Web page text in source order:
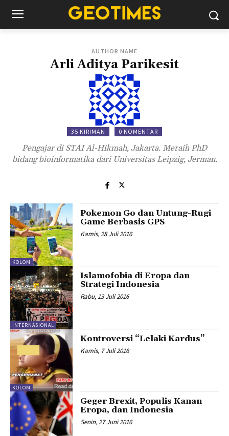
AUTHOR NAME
Arli Aditya Parikesit
35 KIRIMAN 0 KOMENTAR
Pengajar di STAI Al-Hikmah, Jakarta. Meraih PhD
bidang bioinformatika dari Universitas Leipzig, Jerman.
KOLOM
Pokemon Go dan Untung-Rugi
Game Berbasis GPS
Kamis, 28 Juli 2016
INTERNASIONAL
Islamofobia di Eropa dan
Strategi Indonesia
Rabu, 13 Juli 2016
KOLOM
Kontroversi “Lelaki Kardus”
Kamis, 7 Juli 2016
Geger Brexit, Populis Kanan
Eropa, dan Indonesia
Senin, 27 Juni 2016